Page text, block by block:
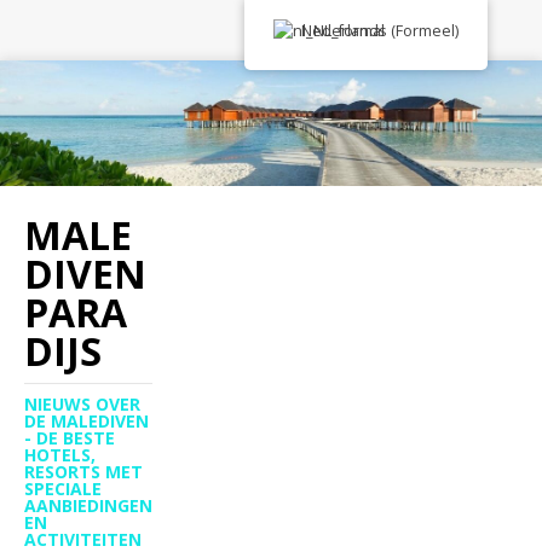
MALE
DIVEN
PARA
DIJS
NIEUWS OVER
DE MALEDIVEN
- DE BESTE
HOTELS,
RESORTS MET
SPECIALE
AANBIEDINGEN
EN
ACTIVITEITEN
Nederlands (Formeel)